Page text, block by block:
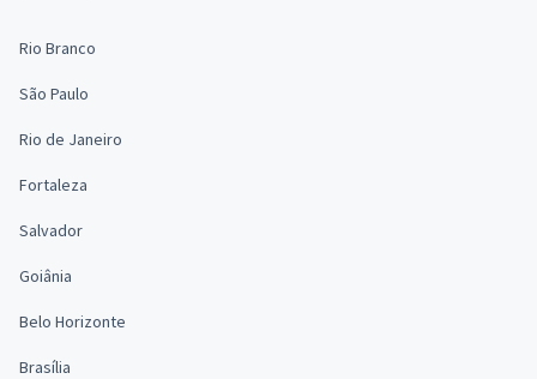
Rio Branco
São Paulo
Rio de Janeiro
Fortaleza
Salvador
Goiânia
Belo Horizonte
Brasília